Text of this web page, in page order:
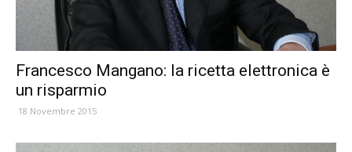
Francesco Mangano: la ricetta elettronica è
un risparmio
18 Novembre 2015